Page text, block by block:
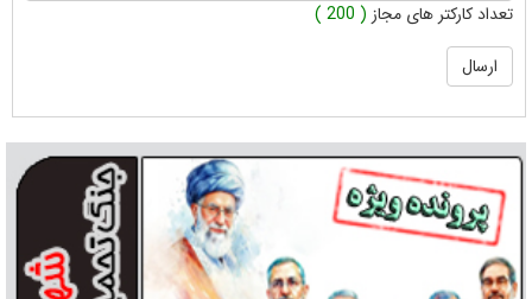
تعداد کارکتر های مجاز ( 200 )